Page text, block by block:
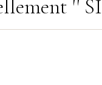
'' SI